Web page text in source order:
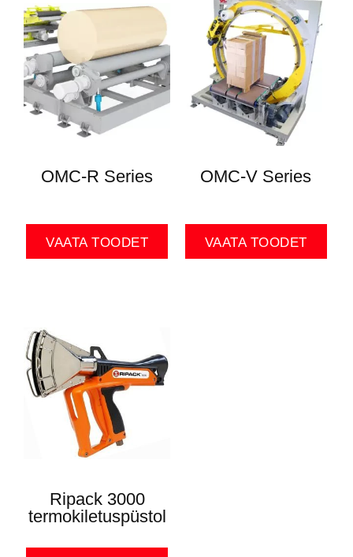
OMC-R Series
VAATA TOODET
OMC-V Series
VAATA TOODET
Ripack 3000
termokiletuspüstol